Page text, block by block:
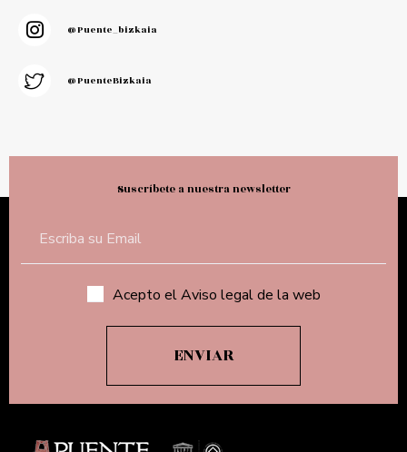
@puente_bizkaia
@PuenteBizkaia
Suscríbete a nuestra newsletter
Acepto el Aviso legal de la web